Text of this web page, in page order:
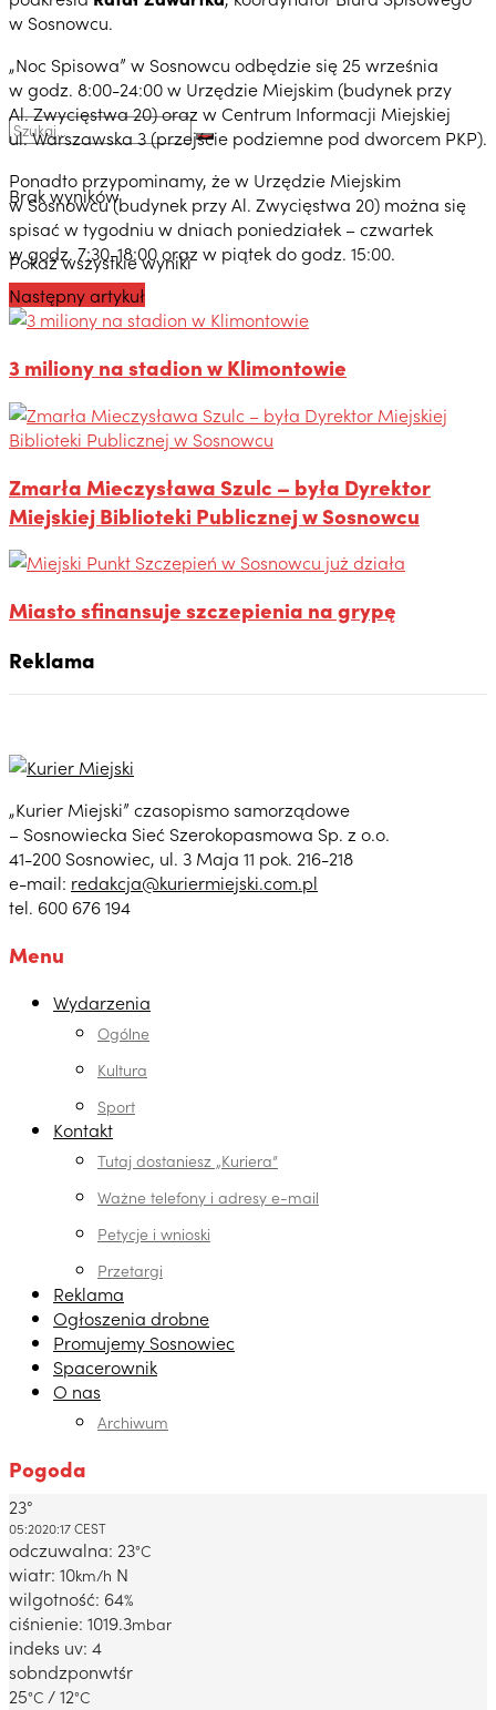
Brak wyników
Pokaż wszystkie wyniki
w Sosnowcu.
„Noc Spisowa” w Sosnowcu odbędzie się 25 września
w godz. 8:00-24:00 w Urzędzie Miejskim (budynek przy
Al. Zwycięstwa 20) oraz w Centrum Informacji Miejskiej
ul. Warszawska 3 (przejście podziemne pod dworcem PKP).
Ponadto przypominamy, że w Urzędzie Miejskim
w Sosnowcu (budynek przy Al. Zwycięstwa 20) można się
spisać w tygodniu w dniach poniedziałek – czwartek
w godz. 7:30-18:00 oraz w piątek do godz. 15:00.
Następny artykuł
3 miliony na stadion w Klimontowie
Zmarła Mieczysława Szulc – była Dyrektor
Miejskiej Biblioteki Publicznej w Sosnowcu
Miasto sfinansuje szczepienia na grypę
Reklama
„Kurier Miejski” czasopismo samorządowe
– Sosnowiecka Sieć Szerokopasmowa Sp. z o.o.
41-200 Sosnowiec, ul. 3 Maja 11 pok. 216-218
e-mail: redakcja@kuriermiejski.com.pl
tel. 600 676 194
Menu
Wydarzenia
Ogólne
Kultura
Sport
Kontakt
Tutaj dostaniesz „Kuriera”
Ważne telefony i adresy e-mail
Petycje i wnioski
Przetargi
Reklama
Ogłoszenia drobne
Promujemy Sosnowiec
Spacerownik
O nas
Archiwum
Pogoda
Dabrowa Gornicza, PL
23°
05:2020:17 CEST
odczuwalna: 23°C
wiatr: 10km/h N
wilgotność: 64%
ciśnienie: 1019.3mbar
indeks uv: 4
sobndzponwtśr
25°C / 12°C